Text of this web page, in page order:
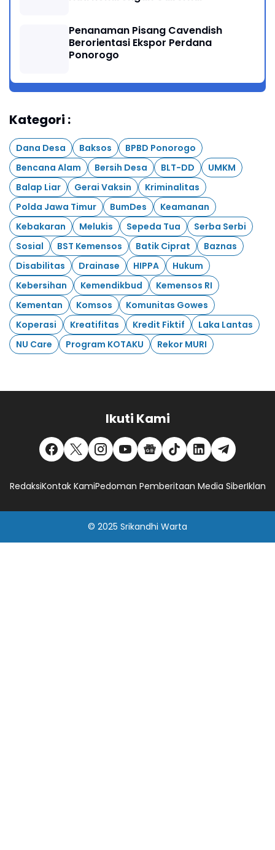
Penanaman Pisang Cavendish
Berorientasi Ekspor Perdana
Ponorogo
Kategori :
Dana Desa Baksos
BPBD Ponorogo
Bencana Alam
Bersih Desa BLT-DD
UMKM
Balap Liar
Gerai Vaksin
Kriminalitas
Polda Jawa Timur
BumDes
Keamanan
Kebakaran
Melukis Sepeda Tua
Serba Serbi
Sosial
BST Kemensos Batik Ciprat
Baznas
Disabilitas
Drainase HIPPA
Hukum
Kebersihan
Kemendikbud
Kemensos RI
Kementan
Komsos
Komunitas Gowes
Koperasi
Kreatifitas Kredit Fiktif
Laka Lantas
NU Care
Program KOTAKU Rekor MURI
Ikuti Kami
RedaksiKontak KamiPedoman Pemberitaan Media SiberIklan
© 2025 Srikandhi Warta